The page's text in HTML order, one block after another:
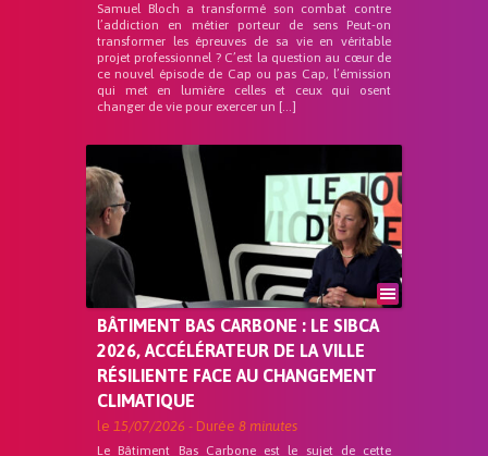
Samuel Bloch a transformé son combat contre
l’addiction en métier porteur de sens Peut-on
transformer les épreuves de sa vie en véritable
projet professionnel ? C’est la question au cœur de
ce nouvel épisode de Cap ou pas Cap, l’émission
qui met en lumière celles et ceux qui osent
changer de vie pour exercer un […]
BÂTIMENT BAS CARBONE : LE SIBCA
2026, ACCÉLÉRATEUR DE LA VILLE
RÉSILIENTE FACE AU CHANGEMENT
CLIMATIQUE
le 15/07/2026 - Durée 8 minutes
Le Bâtiment Bas Carbone est le sujet de cette